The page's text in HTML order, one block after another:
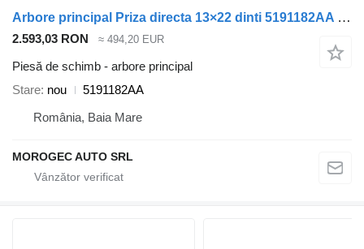
Arbore principal Priza directa 13×22 dinti 5191182AA pentru automobil Jeep
2.593,03 RON ≈ 494,20 EUR
Piesă de schimb - arbore principal
Stare nou
5191182AA
România, Baia Mare
MOROGEC AUTO SRL